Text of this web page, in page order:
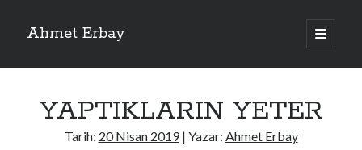
Ahmet Erbay
ana
menüyü
Yan
ELİF BENİ BIRAKMA
ÖLÜM GELSİN
YAPTIKLARIN YETER
Tarih: 20 Nisan 2019| Yazar: Ahmet Erbay